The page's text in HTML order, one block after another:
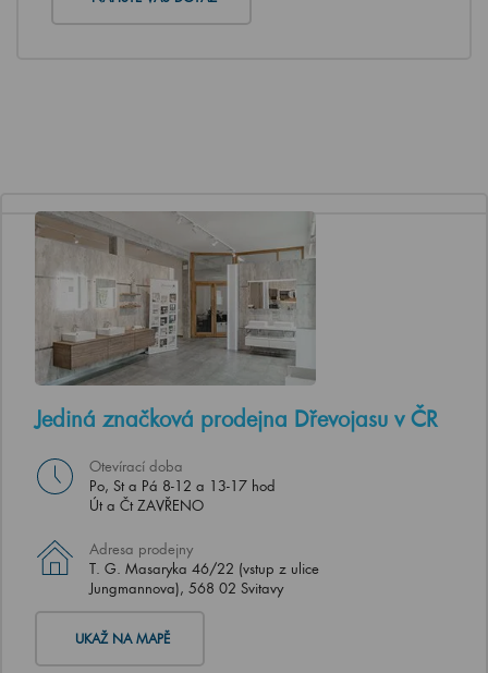
Jediná značková prodejna Dřevojasu v ČR
Otevírací doba
Po, St a Pá 8-12 a 13-17 hod
Út a Čt ZAVŘENO
Adresa prodejny
T. G. Masaryka 46/22 (vstup z ulice
Jungmannova), 568 02 Svitavy
UKAŽ NA MAPĚ